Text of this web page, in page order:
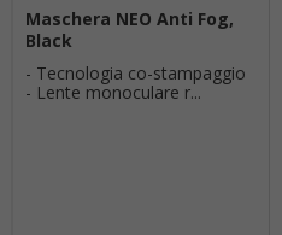
Maschera NEO Anti Fog,
Black
- Tecnologia co-stampaggio
- Lente monoculare r...